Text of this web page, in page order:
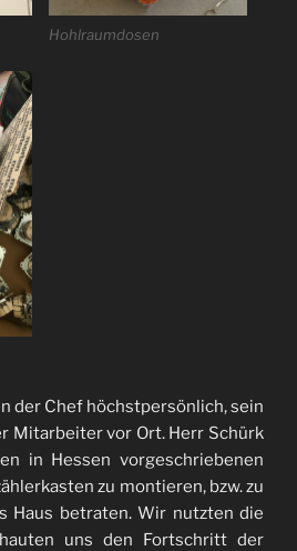
Hohlraumdosen
der Chef höchstpersönlich, sein
Mitarbeiter vor Ort. Herr Schürk
in Hessen vorgeschriebenen
zu montieren, bzw. zu
Haus betraten. Wir nutzten die
uns den Fortschritt der